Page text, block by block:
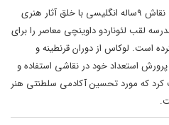
لوکاس گرینفیلد، نقاش ۹ساله انگلیسی با خلق آثار هنری
لقب لئوناردو داوینچی معاصر را برای
است. لوکاس از دوران قرنطینه و
استعداد خود در نقاشی استفاده و
کرد که مورد تحسین آکادمی سلطنتی هنر